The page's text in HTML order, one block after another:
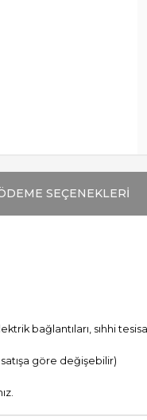
SEÇENEKLERI
bağlantıları, sıhhi
göre değişebilir)